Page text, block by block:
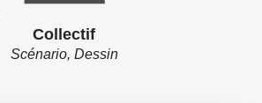
Collectif
Scénario, Dessin